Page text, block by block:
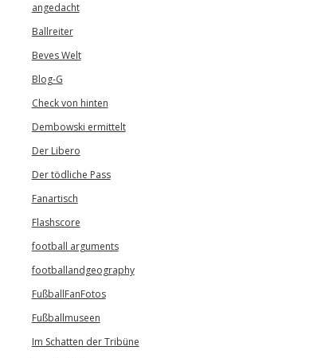
angedacht
Ballreiter
Beves Welt
Blog-G
Check von hinten
Dembowski ermittelt
Der Libero
Der tödliche Pass
Fanartisch
Flashscore
football arguments
footballandgeography
FußballFanFotos
Fußballmuseen
Im Schatten der Tribüne